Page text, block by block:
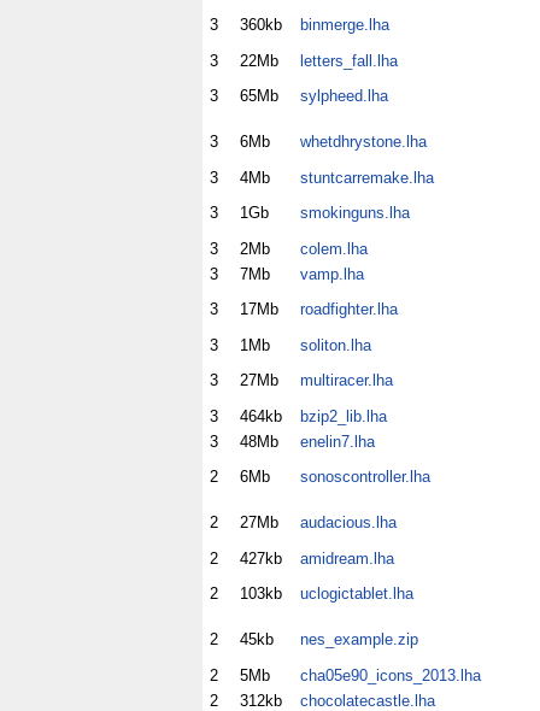
3
360kb
binmerge.lha
3
22Mb
letters_fall.lha
3
65Mb sylpheed.lha
3 6Mb
whetdhrystone.lha
3
4Mb
stuntcarremake.lha
3
1Gb
smokinguns.lha
3
2Mb
colem.lha
3
7Mb
vamp.lha
3
17Mb
roadfighter.lha
3
1Mb
soliton.lha
3
27Mb
multiracer.lha
3
464kb
bzip2_lib.lha
3
48Mb
enelin7.lha
2
6Mb sonoscontroller.lha
2 27Mb
audacious.lha
2
427kb
amidream.lha
2
103kb uclogictablet.lha
2 45kb
nes_example.zip
2
5Mb
cha05e90_icons_2013.lha
2
312kb
chocolatecastle.lha